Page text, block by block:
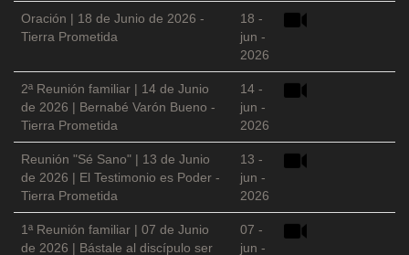
Oración | 18 de Junio de 2026 -
Tierra Prometida
18 -
jun -
2026
2ª Reunión familiar | 14 de Junio
de 2026 | Bernabé Varón Bueno -
Tierra Prometida
14 -
jun -
2026
Reunión "Sé Sano" | 13 de Junio
de 2026 | El Testimonio es Poder -
Tierra Prometida
13 -
jun -
2026
1ª Reunión familiar | 07 de Junio
de 2026 | Bástale al discípulo ser
07 -
jun -